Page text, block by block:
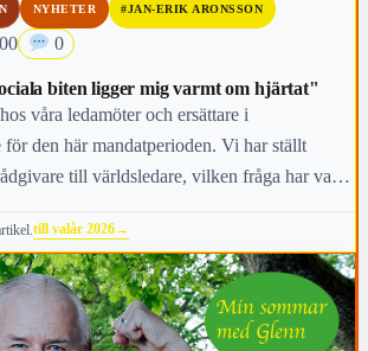
NYHETER #JAN-ERIK ARONSSON
0
biten ligger mig varmt om hjärtat"
våra ledamöter och ersättare i
den här mandatperioden. Vi har ställt
till världsledare, vilken fråga har varit
invånare i höst och vem anses vara den
i kommunen.
till valår 2026→